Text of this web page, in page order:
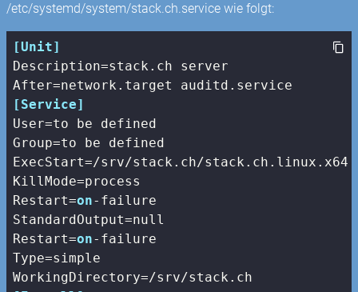
/etc/systemd/system/stack.ch.service wie folgt:
[Unit]
Description
After
[Service]
User
Group
ExecStart
KillMode
Restart=on
StandardOutput
Restart=on
Type
WorkingDirectory